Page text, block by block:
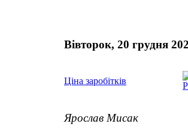
Вівторок, 20 грудня
Ціна заробітків
Ярослав Мисак